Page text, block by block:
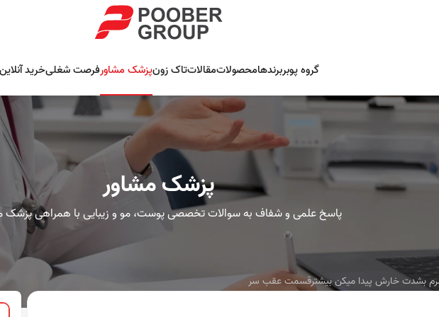
گروه پوبربرندهامحصولاتمقالاتتاک زونپزشک مشاورفرصت شغلیخرید
پزشک مشاور
پاسخ علمی و شفاف به سوالات تخصصی پوست، مو و زیبایی با همراهی پزشک
بشدت خارش پیدا میکن بیشترقسمت عقب سر